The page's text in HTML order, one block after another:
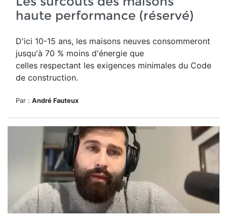
haute performance (réservé)
D'ici 10-15 ans, les maisons neuves consommeront
jusqu'à 70 % moins d'énergie que
celles respectant les exigences minimales du Code
de construction.
Par : André Fauteux